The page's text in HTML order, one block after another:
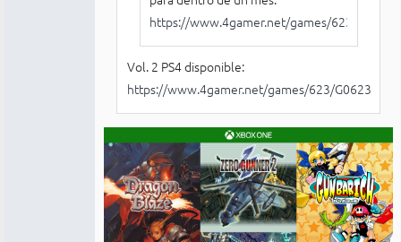
https://www.4gamer.net/games/623/
Vol. 2 PS4 disponible:
https://www.4gamer.net/games/623/G062399/